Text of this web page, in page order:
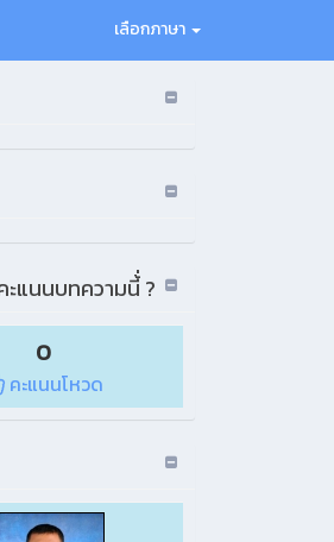
เลือกภาษา
ะแนนบทความนี้่ ?
0
คะแนนโหวด